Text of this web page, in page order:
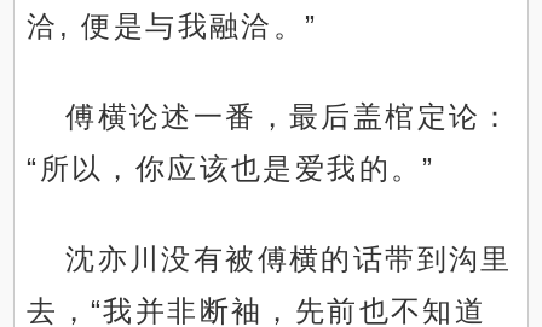
洽, 便是与我融洽。”
傅横论述一番，最后盖棺定论：
“所以，你应该也是爱我的。”
沈亦川没有被傅横的话带到沟里
去，“我并非断袖，先前也不知道